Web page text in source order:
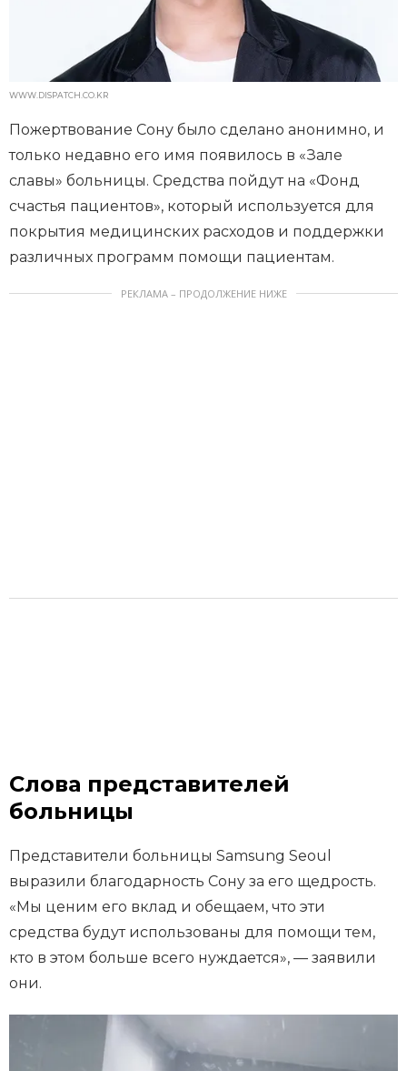
WWW.DISPATCH.CO.KR
Пожертвование Сону было сделано анонимно, и
только недавно его имя появилось в «Зале
славы» больницы. Средства пойдут на «Фонд
счастья пациентов», который используется для
покрытия медицинских расходов и поддержки
различных программ помощи пациентам.
РЕКЛАМА – ПРОДОЛЖЕНИЕ НИЖЕ
Слова представителей
больницы
Представители больницы Samsung Seoul
выразили благодарность Сону за его щедрость.
«Мы ценим его вклад и обещаем, что эти
средства будут использованы для помощи тем,
кто в этом больше всего нуждается», — заявили
они.